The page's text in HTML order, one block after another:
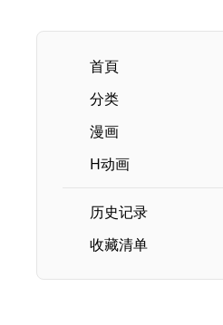
首頁
分类
漫画
H动画
历史记录
收藏清单